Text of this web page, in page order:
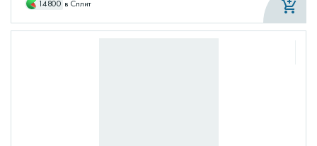
14800 в Сплит